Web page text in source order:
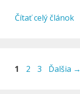
Čítať celý článok
Stránka
1 Stránka
2 Stránka
3 Ďalšia →